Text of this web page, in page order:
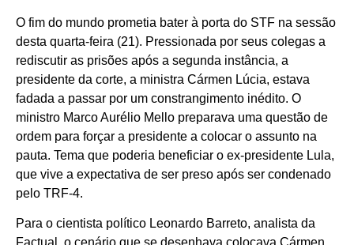
O fim do mundo prometia bater à porta do STF na sessão
desta quarta-feira (21). Pressionada por seus colegas a
rediscutir as prisões após a segunda instância, a
presidente da corte, a ministra Cármen Lúcia, estava
fadada a passar por um constrangimento inédito. O
ministro Marco Aurélio Mello preparava uma questão de
ordem para forçar a presidente a colocar o assunto na
pauta. Tema que poderia beneficiar o ex-presidente Lula,
que vive a expectativa de ser preso após ser condenado
pelo TRF-4.
Para o cientista político Leonardo Barreto, analista da
Factual, o cenário que se desenhava colocava Cármen